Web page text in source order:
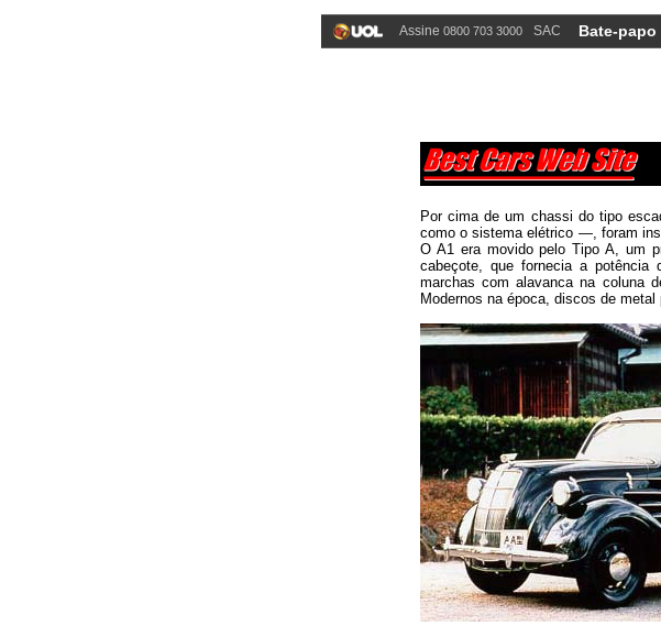
Assine 0800 703 3000 SAC Bate-papo
Por cima de um chassi do tipo
como o sistema elétrico —, foram
O A1 era movido pelo Tipo A, um
cabeçote, que fornecia a
marchas com alavanca na coluna
Modernos na época, discos de